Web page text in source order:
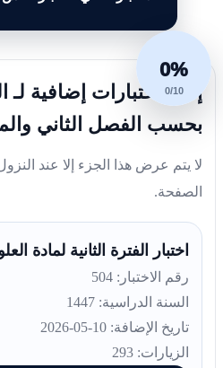
0%
0/10
إليك اختبارات إضافية
بحسب الفصل الثاني
لا يتم عرض هذا الجزء إلا عند
الصفحة.
اختبار الفترة الثانية لمادة
رقم الاختبار: 504
السنة الدراسية: 1447
تاريخ الإضافة: 10-05-2026
الزيارات: 293